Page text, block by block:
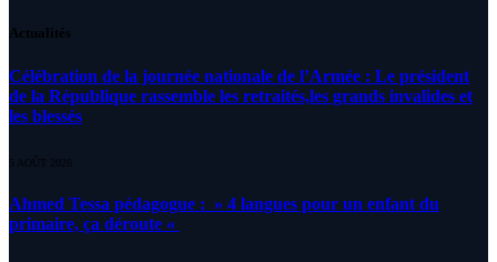
Actualités
Célébration de la journée nationale de l’Armée : Le président
de la République rassemble les retraités,les grands invalides et
les blessés
5 AOÛT 2026
Ahmed Tessa pédagogue : » 4 langues pour un enfant du
primaire, ça déroute «